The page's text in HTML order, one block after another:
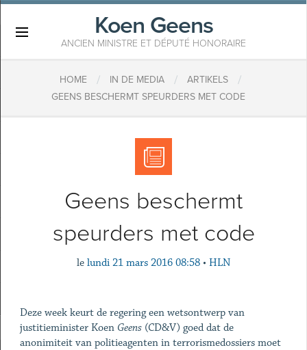
Koen Geens
ANCIEN MINISTRE ET DÉPUTÉ HONORAIRE
HOME / IN DE MEDIA / ARTIKELS /
GEENS BESCHERMT SPEURDERS MET CODE
Geens beschermt
speurders met code
le lundi 21 mars 2016 08:58 • HLN
Deze week keurt de regering een wetsontwerp van
justitieminister Koen Geens(CD&V) goed dat de
anonimiteit van politieagenten in terrorismedossiers moet